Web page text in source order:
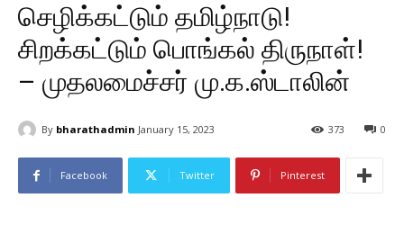
செழிக்கட்டும் தமிழ்நாடு!
சிறக்கட்டும் பொங்கல் திருநாள்!
– முதலமைச்சர் மு.க.ஸ்டாலின்
By bharathadmin January 15, 2023 0
373
Facebook Twitter Pinterest